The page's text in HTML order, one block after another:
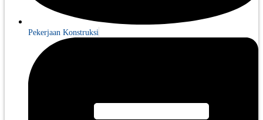
Pekerjaan Konstruksi